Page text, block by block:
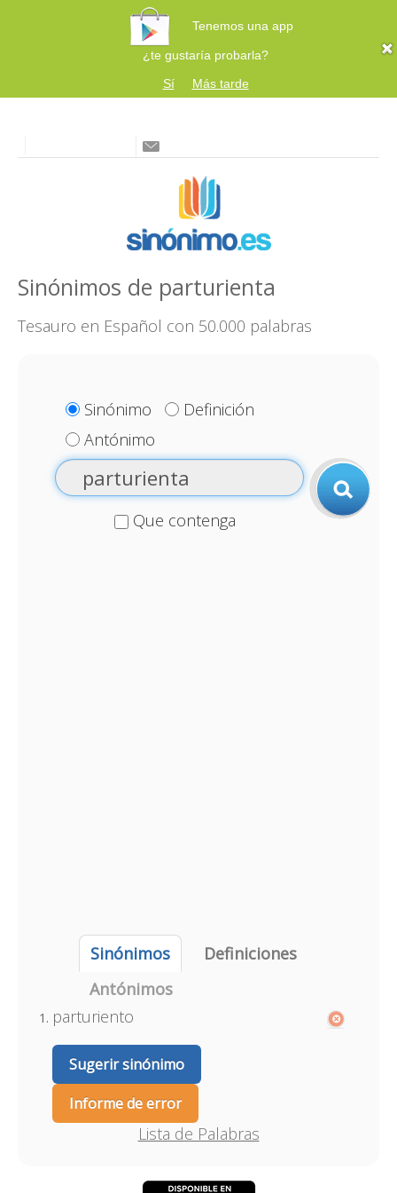
Tenemos una app
¿te gustaría probarla?
Sí
Más tarde
Sinónimos de parturienta
Tesauro en Español con 50.000 palabras
Sinónimo
Definición
Antónimo
Que contenga
Sinónimos
Definiciones
Antónimos
parturiento
Sugerir sinónimo
Informe de error
Lista de Palabras